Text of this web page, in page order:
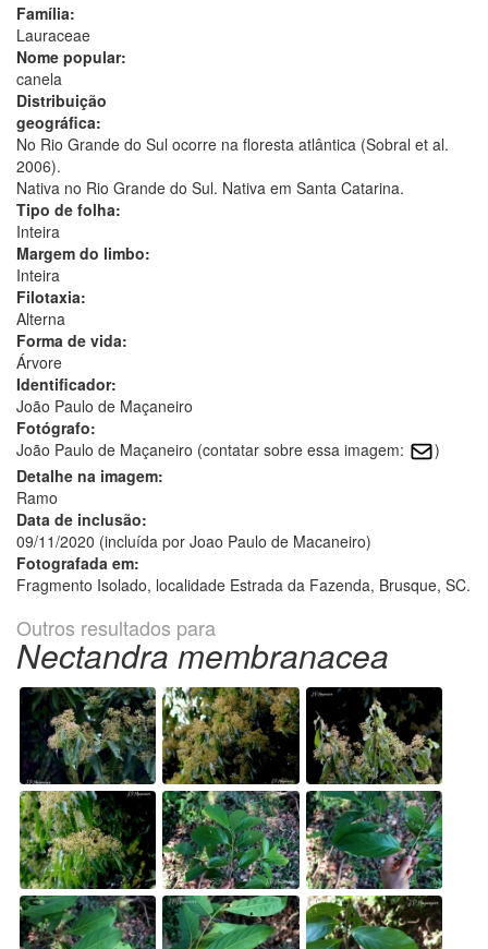
Família:
Lauraceae
Nome popular:
canela
Distribuição
geográfica:
No Rio Grande do Sul ocorre na floresta atlântica (Sobral et al.
2006).
Nativa no Rio Grande do Sul. Nativa em Santa Catarina.
Tipo de folha:
Inteira
Margem do limbo:
Inteira
Filotaxia:
Alterna
Forma de vida:
Árvore
Identificador:
João Paulo de Maçaneiro
Fotógrafo:
João Paulo de Maçaneiro (contatar sobre essa imagem:
)
Detalhe na imagem:
Ramo
Data de inclusão:
09/11/2020 (incluída por Joao Paulo de Macaneiro)
Fotografada em:
Fragmento Isolado, localidade Estrada da Fazenda, Brusque, SC.
Outros resultados para
Nectandra membranacea